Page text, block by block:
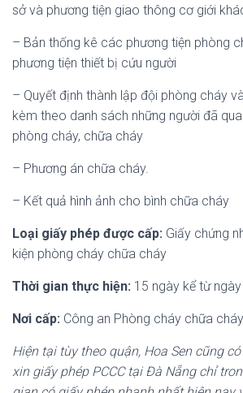
sở và phương tiện giao thông cơ giới
– Bản thống kê các phương tiện phòng
phương tiện thiết bị cứu người
– Quyết định thành lập đội phòng cháy
kèm theo danh sách những người đã
phòng cháy, chữa cháy
– Phương án chữa cháy.
– Kết quả hình ảnh cho bình chữa cháy
Loại giấy phép được cấp: Giấy chứng
kiện phòng cháy chữa cháy
Thời gian thực hiện: 15 ngày kể từ
Nơi cấp: Công an Phòng cháy chữa cháy.
Hiện tại tùy theo quận, Hoa Sen cũng
xin giấy phép PCCC tại Đà Nẵng chỉ